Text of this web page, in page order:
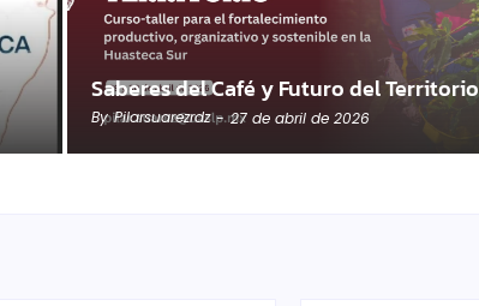
Saberes del Café y Futuro del Territorio
By Pilarsuarezrdz - 27 de abril de 2026